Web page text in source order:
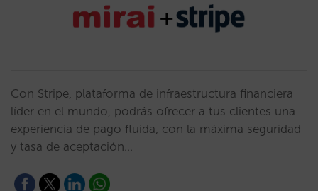
Con Stripe, plataforma de infraestructura financiera
líder en el mundo, podrás ofrecer a tus clientes una
experiencia de pago fluida, con la máxima seguridad
y tasa de aceptación…